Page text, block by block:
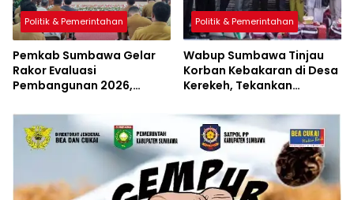
Politik & Pemerintahan
Pemkab Sumbawa Gelar
Rakor Evaluasi
Pembangunan 2026,
Perubahan Resmi
Diluncurkan
Politik & Pemerintahan
Wabup Sumbawa Tinjau
Korban Kebakaran di Desa
Kerekeh, Tekankan